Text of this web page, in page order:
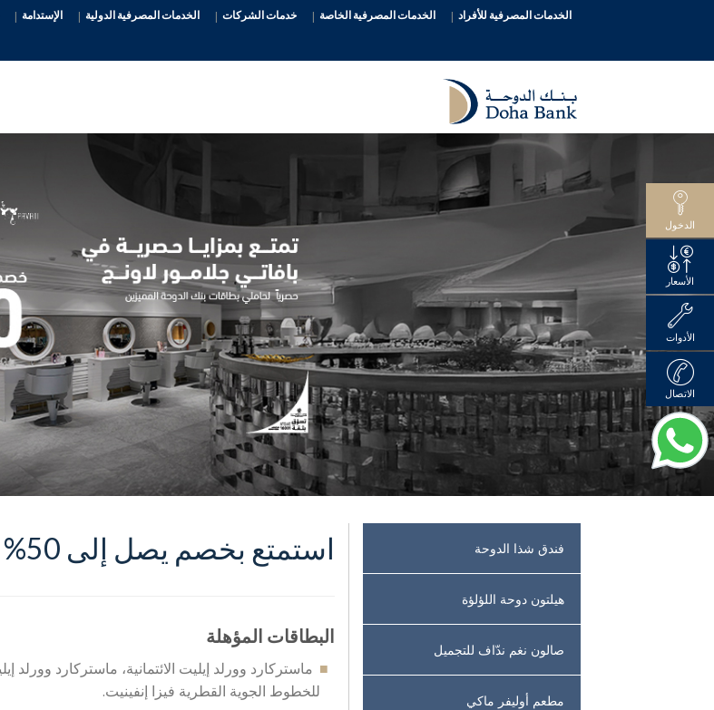
الخدمات المصرفية للأفراد الخدمات المصرفية الخاصة خدمات الشركات الخدمات المصرفية الدولية الإستدامة
استمتع بخصم يصل إلى 50% في صالة بافاتي جلامور
البطاقات المؤهلة
ماستركارد وورلد إيليت الائتمانية، ماستركارد وورلد
للخطوط الجوية القطرية فيزا إنفينيت.
فندق شذا الدوحة
هيلتون دوحة اللؤلؤة
صالون نغم ندّاف للتجميل
مطعم أوليفر ماكي
الدخول
الأسعار
الأدوات
الاتصال